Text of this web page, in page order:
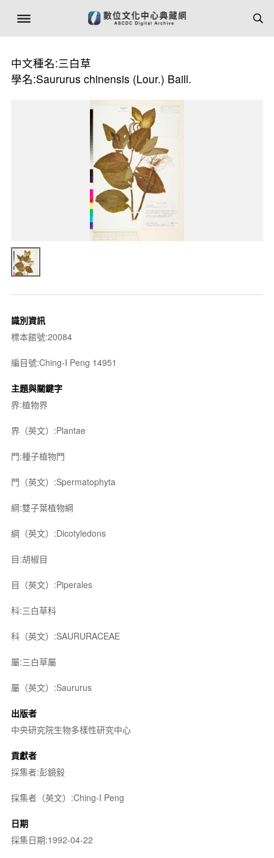
中文種名:三白草
學名:Saururus chinensis (Lour.) Baill.
識別資訊
標本館號:20084
編目號:Ching-I Peng 14951
主題與關鍵字
界:植物界
界（英文）:Plantae
門:種子植物門
門（英文）:Spermatophyta
綱:雙子葉植物綱
綱（英文）:Dicotyledons
目:胡椒目
目（英文）:Piperales
科:三白草科
科（英文）:SAURURACEAE
屬:三白草屬
屬（英文）:Saururus
出版者
中央研究院生物多樣性研究中心
貢獻者
採集者:彭鏡毅
採集者（英文）:Ching-I Peng
日期
採集日期:1992-04-22